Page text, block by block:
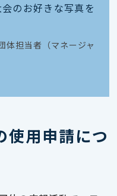
のお好きな写真を
体担当者（マネージャ
使用申請につ